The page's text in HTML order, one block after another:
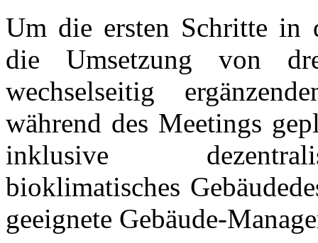
Um die ersten Schritte in
die Umsetzung von
wechselseitig
während des Meetings
inklusive
bioklimatisches
geeignete Gebäude-